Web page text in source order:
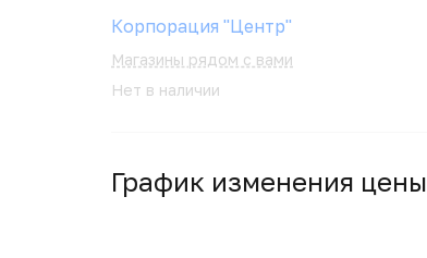
Корпорация "Центр"
Магазины рядом с вами
Нет в наличии
График изменения цены